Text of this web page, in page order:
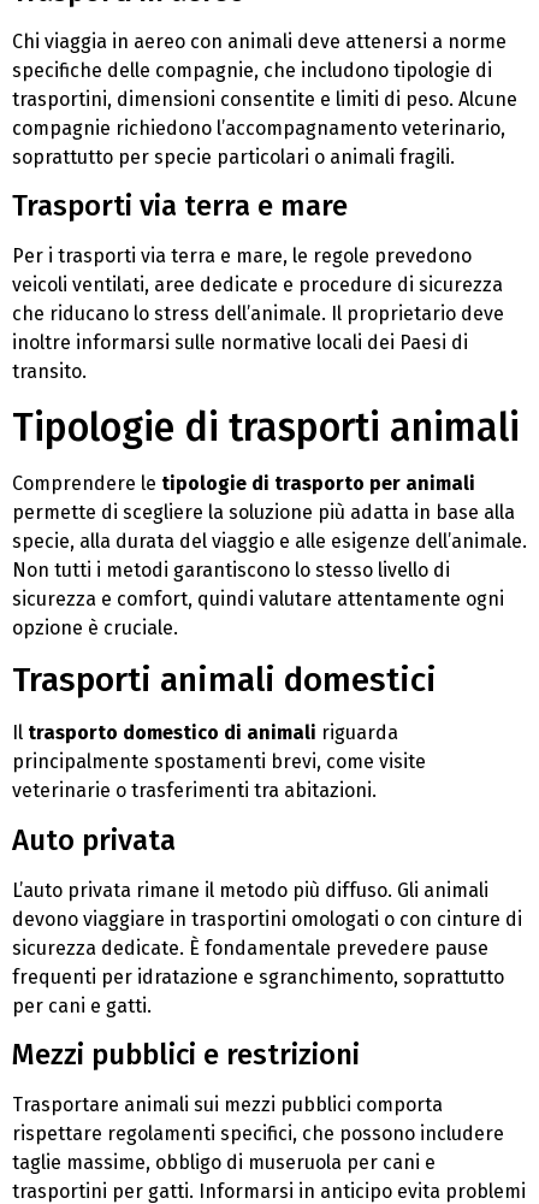
Chi viaggia in aereo con animali deve attenersi a norme
specifiche delle compagnie, che includono tipologie di
trasportini, dimensioni consentite e limiti di peso. Alcune
compagnie richiedono l’accompagnamento veterinario,
soprattutto per specie particolari o animali fragili.
Trasporti via terra e mare
Per i trasporti via terra e mare, le regole prevedono
veicoli ventilati, aree dedicate e procedure di sicurezza
che riducano lo stress dell’animale. Il proprietario deve
inoltre informarsi sulle normative locali dei Paesi di
transito.
Tipologie di trasporti animali
Comprendere le tipologie di trasporto per animali
permette di scegliere la soluzione più adatta in base alla
specie, alla durata del viaggio e alle esigenze dell’animale.
Non tutti i metodi garantiscono lo stesso livello di
sicurezza e comfort, quindi valutare attentamente ogni
opzione è cruciale.
Trasporti animali domestici
Il trasporto domestico di animali riguarda
principalmente spostamenti brevi, come visite
veterinarie o trasferimenti tra abitazioni.
Auto privata
L’auto privata rimane il metodo più diffuso. Gli animali
devono viaggiare in trasportini omologati o con cinture di
sicurezza dedicate. È fondamentale prevedere pause
frequenti per idratazione e sgranchimento, soprattutto
per cani e gatti.
Mezzi pubblici e restrizioni
Trasportare animali sui mezzi pubblici comporta
rispettare regolamenti specifici, che possono includere
taglie massime, obbligo di museruola per cani e
trasportini per gatti. Informarsi in anticipo evita problemi